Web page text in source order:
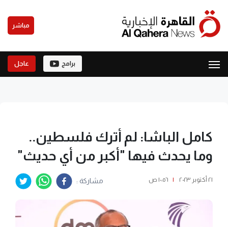
مباشر
برامج عاجل
كامل الباشا: لم أترك فلسطين..
وما يحدث فيها "أكبر من أي حديث"
٢١ أكتوبر ٢٠٢٣ | ١٠:٥٦ ص مشاركة :